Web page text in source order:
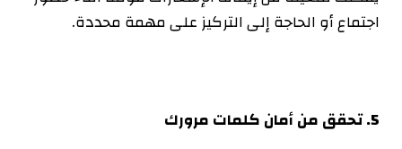
اجتماع أو الحاجة إلى التركيز على مهمة محددة.
5
.تحقق من أمان كلمات مرورك